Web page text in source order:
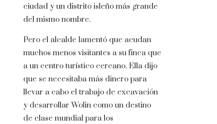
ciudad y un distrito isleño más grande
del mismo nombre.
Pero el alcalde lamentó que acudan
muchos menos visitantes a su finca que
a un centro turístico cercano. Ella dijo
que se necesitaba más dinero para
llevar a cabo el trabajo de excavación
y desarrollar Wolin como un destino
de clase mundial para los